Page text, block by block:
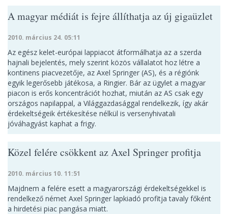
A magyar médiát is fejre állíthatja az új gigaüzlet
2010. március 24. 05:11
Az egész kelet-európai lappiacot átformálhatja az a szerda
hajnali bejelentés, mely szerint közös vállalatot hoz létre a
kontinens piacvezetője, az Axel Springer (AS), és a régiónk
egyik legerősebb játékosa, a Ringier. Bár az ügylet a magyar
piacon is erős koncentrációt hozhat, miután az AS csak egy
országos napilappal, a Világgazdasággal rendelkezik, így akár
érdekeltségeik értékesítése nélkül is versenyhivatali
jóváhagyást kaphat a frigy.
Közel felére csökkent az Axel Springer profitja
2010. március 10. 11:51
Majdnem a felére esett a magyarországi érdekeltségekkel is
rendelkező német Axel Springer lapkiadó profitja tavaly főként
a hirdetési piac pangása miatt.